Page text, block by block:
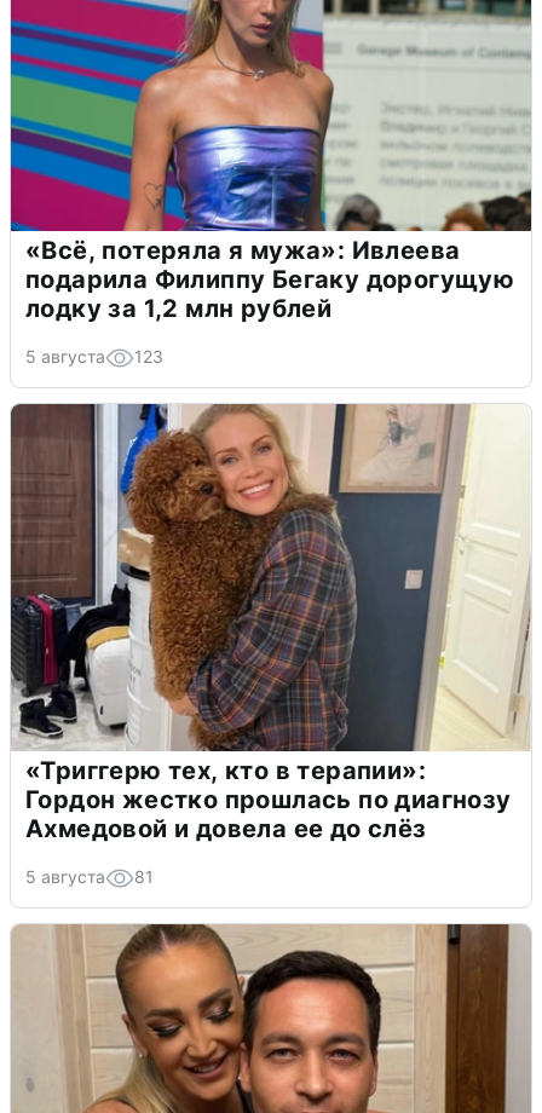
«Всё, потеряла я мужа»: Ивлеева
подарила Филиппу Бегаку дорогущую
лодку за 1,2 млн рублей
5 августа 123
«Триггерю тех, кто в терапии»:
Гордон жестко прошлась по диагнозу
Ахмедовой и довела ее до слёз
5 августа 81